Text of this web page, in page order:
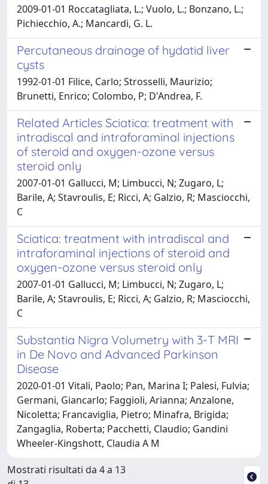
2009-01-01 Roccatagliata, L.; Vuolo, L.; Bonzano, L.;
Pichiecchio, A.; Mancardi, G. L.
Percutaneous drainage of hydatid liver
cysts
1992-01-01 Filice, Carlo; Strosselli, Maurizio;
Brunetti, Enrico; Colombo, P; D'Andrea, F.
Related Articles Sciatica: treatment with
intradiscal and intraforaminal injections
of steroid and oxygen-ozone versus
steroid only
2007-01-01 Gallucci, M; Limbucci, N; Zugaro, L;
Barile, A; Stavroulis, E; Ricci, A; Galzio, R; Masciocchi,
C
Sciatica: treatment with intradiscal and
intraforaminal injections of steroid and
oxygen-ozone versus steroid only
2007-01-01 Gallucci, M; Limbucci, N; Zugaro, L;
Barile, A; Stavroulis, E; Ricci, A; Galzio, R; Masciocchi,
C
Substantia Nigra Volumetry with 3-T MRI
in De Novo and Advanced Parkinson
Disease
2020-01-01 Vitali, Paolo; Pan, Marina I; Palesi, Fulvia;
Germani, Giancarlo; Faggioli, Arianna; Anzalone,
Nicoletta; Francaviglia, Pietro; Minafra, Brigida;
Zangaglia, Roberta; Pacchetti, Claudio; Gandini
Wheeler-Kingshott, Claudia A M
Mostrati risultati da 4 a 13